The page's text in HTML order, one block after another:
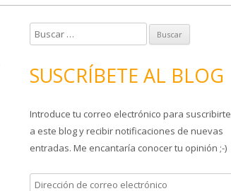
u
c
r
:
SUSCRÍBETE AL BLOG
Introduce tu correo electrónico para suscribirte
a este blog y recibir notificaciones de nuevas
entradas. Me encantaría conocer tu opinión ;-)
D